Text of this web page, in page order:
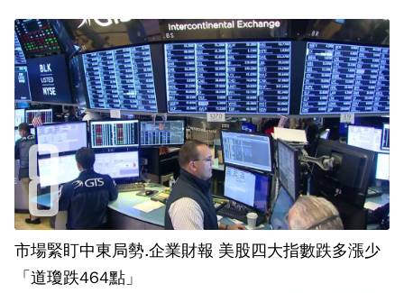
市場緊盯中東局勢.企業財報 美股四大指數跌多漲少
「道瓊跌464點」